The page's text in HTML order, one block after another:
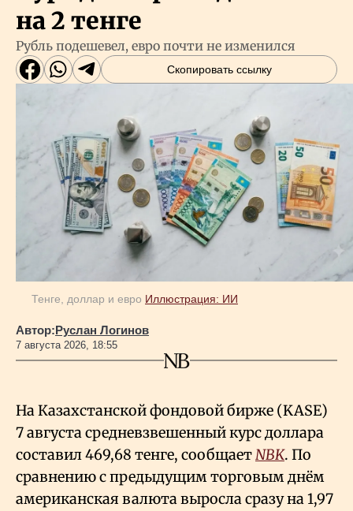
на 2 тенге
Рубль подешевел, евро почти не изменился
Скопировать ссылку
Тенге, доллар и евро Иллюстрация: ИИ
Автор:Руслан Логинов
7 августа 2026, 18:55
На Казахстанской фондовой бирже (KASE)
7 августа средневзвешенный курс доллара
составил 469,68 тенге, сообщаетNBK. По
сравнению с предыдущим торговым днём
американская валюта выросла сразу на 1,97